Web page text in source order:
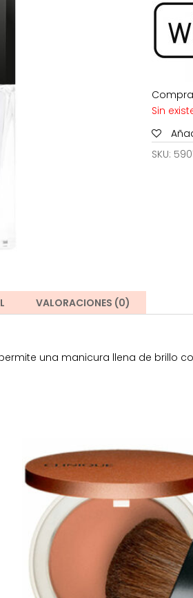
Sin
SKU:
VALORACIONES (0)
una manicura llena de brillo